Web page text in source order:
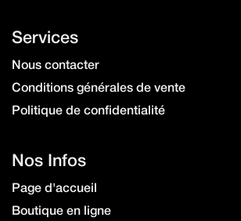
Services
Nous contacter
Conditions générales de vente
Politique de confidentialité
Nos Infos
Page d'accueil
Boutique en ligne